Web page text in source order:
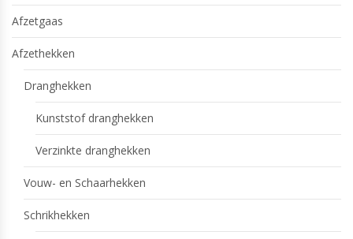
Afzetgaas
Afzethekken
Dranghekken
Kunststof dranghekken
Verzinkte dranghekken
Vouw- en Schaarhekken
Schrikhekken